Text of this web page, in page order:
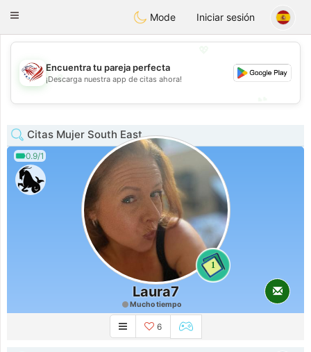
StatesDating
Toggle
Mode Iniciar sesión
💖
💕
Encuentra tu pareja perfecta
¡Descarga nuestra app de citas ahora!
Citas Mujer South East
0.9/1
1
Laura7
Mucho tiempo
6